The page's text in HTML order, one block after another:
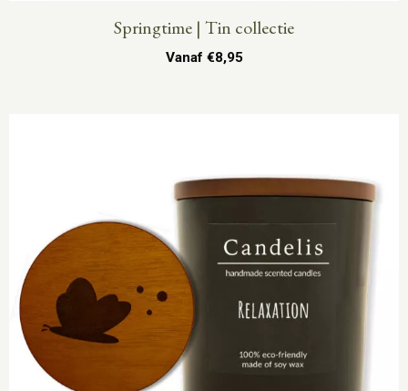
Springtime | Tin collectie
Vanaf €8,95